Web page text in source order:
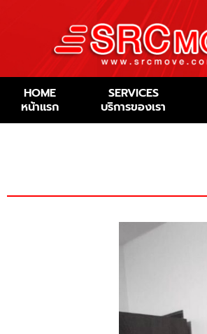
HOME
หน้าแรก
SERVICES
บริการของเรา